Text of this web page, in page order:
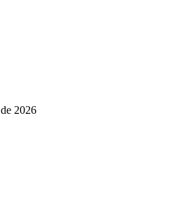
de 2026